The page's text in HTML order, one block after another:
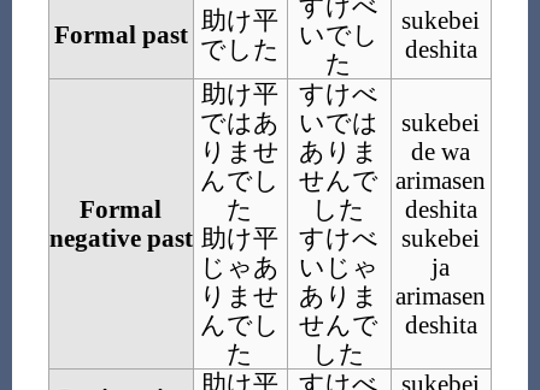
Formal past 助け平
でした
すけべ
いでし
た
sukebei
deshita
Formal
negative past
助け平
ではあ
りませ
んでし
た
助け平
じゃあ
りませ
んでし
た
すけべ
いでは
ありま
せんで
した
すけべ
いじゃ
ありま
せんで
した
sukebei
de wa
arimasen
deshita
sukebei
ja
arimasen
deshita
助け平
すけべ
sukebei